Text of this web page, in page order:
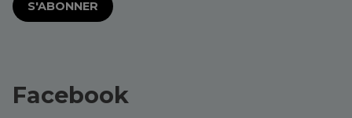
S'ABONNER
Facebook